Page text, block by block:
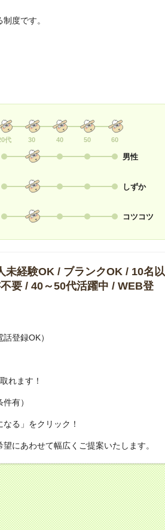
度です。
代 30 40 50 60
男性
しずか
コツコツ
未経験OK / ブランクOK / 10名以
要 / 40～50代活躍中 / WEB登
登録OK）
れます！
有）
る」をクリック！
にあわせて幅広くご提案いたします。